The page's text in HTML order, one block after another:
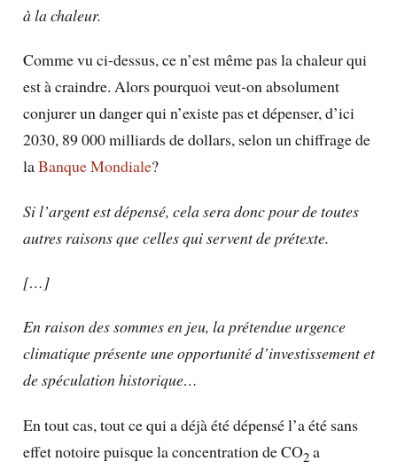
à la chaleur.
Comme vu ci-dessus, ce n’est même pas la chaleur qui
est à craindre. Alors pourquoi veut-on absolument
conjurer un danger qui n’existe pas et dépenser, d’ici
2030, 89 000 milliards de dollars, selon un chiffrage de
laBanque Mondiale?
Si l’argent est dépensé, cela sera donc pour de toutes
autres raisons que celles qui servent de prétexte.
[…]
En raison des sommes en jeu, la prétendue urgence
climatique présente une opportunité d’investissement et
de spéculation historique…
En tout cas, tout ce qui a déjà été dépensé l’a été sans
effet notoire puisque la concentration de CO2a